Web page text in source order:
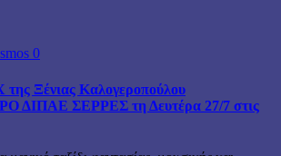
0
Ξένιας Καλογεροπούλου
ΔΙΠΑΕ ΣΕΡΡΕΣ τη Δευτέρα 27/7 στις